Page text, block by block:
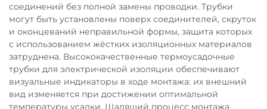
соединений без полной замены проводки. Трубки
могут быть установлены поверх соединителей, скруток
и оконцеваний неправильной формы, защита которых
с использованием жёстких изоляционных материалов
затруднена. Высококачественные термоусадочные
трубки для электрической изоляции обеспечивают
визуальные индикаторы в ходе монтажа: их внешний
вид изменяется при достижении оптимальной
температуры усадки. Щадящий процесс монтажа